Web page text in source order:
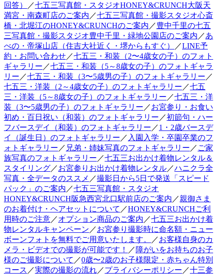
回答）
／七五三写真館・スタジオHONEY&CRUNCH大阪天
満宮・南森町店のご案内 ／七五三写真館・撮影スタジオ心斎
橋・北堀江のHONEY&CRUNCHのご案内 ／豊中千里の七五
三写真館・撮影スタジオ豊中千里・緑地公園店のご案内 ／あ
べの・帝塚山店（住吉大社近く・堺からもすぐ）
／LINE予
約・お問い合わせ／七五三・和装（2〜4歳女の子）のフォト
ギャラリー ／七五三・和装（5～8歳女の子）のフォトギャラ
リー ／七五三・和装（3〜5歳男の子）のフォトギャラリー ／
七五三・洋装（2～4歳女の子）のフォトギャラリー ／七五
三・洋装（5～8歳女の子）のフォトギャラリー ／七五三・洋
装（3〜5歳男の子）のフォトギャラリー ／お宮参り・お食い
初め・百日祝い（和装）のフォトギャラリー ／初節句・ハー
フバースデイ（和装）のフォトギャラリー ／1・2歳バースデ
イ（誕生日）のフォトギャラリー ／ 入園入学・卒園卒業のフ
ォトギャラリー ／ 兄弟・姉妹写真のフォトギャラリー ／ ご家
族写真のフォトギャラリー ／七五三お出かけ着物レンタル＆
スタイリング／お宮参りお出かけ着物レンタル／ハニクラ全
写真・全データのススメ ／撮影日から5日で発送「スピード
パック」のご案内 ／七五三写真館・スタジオ
HONEY&CRUNCH阪急西宮北口駅前店のご案内 ／親御さま
のお着付け・ヘアセットについて ／HONEY&CRUNCHご利
用時のご注意／オプション商品のご案内 ／七五三お出かけ着
物レンタルキャンペーン ／お宮参り撮影時に命名額・ニュー
ボーンフォトを無料でご用意いたします。
／お客様自身のカ
メラ・ビデオでの撮影が可能です！ ／障がいをお持ちのお子
様のご撮影について ／0歳〜2歳のお子様限定・赤ちゃん特別
コース ／実際の撮影の流れ／プライバシーポリシー ／十三参